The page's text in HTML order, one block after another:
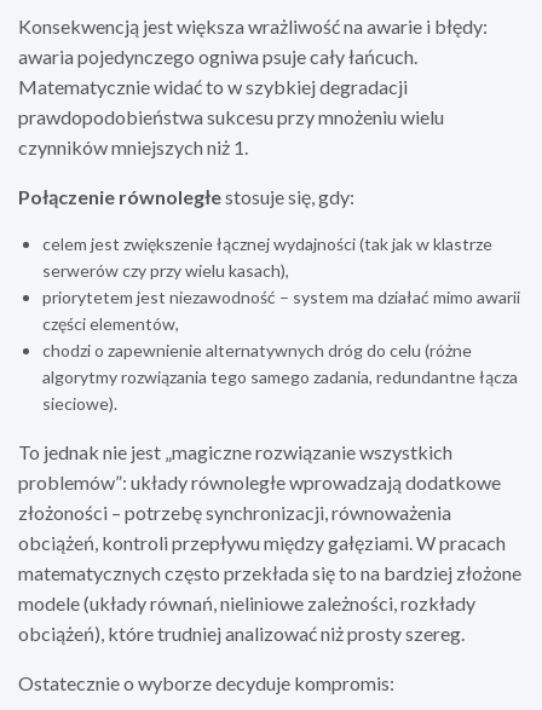
Konsekwencją jest większa wrażliwość na awarie i błędy:
awaria pojedynczego ogniwa psuje cały łańcuch.
Matematycznie widać to w szybkiej degradacji
prawdopodobieństwa sukcesu przy mnożeniu wielu
czynników mniejszych niż 1.
Połączenie równoległestosuje się, gdy:
celem jest zwiększenie łącznej wydajności (tak jak w klastrze
serwerów czy przy wielu kasach),
priorytetem jest niezawodność – system ma działać mimo awarii
części elementów,
chodzi o zapewnienie alternatywnych dróg do celu (różne
algorytmy rozwiązania tego samego zadania, redundantne łącza
sieciowe).
To jednak nie jest „magiczne rozwiązanie wszystkich
problemów”: układy równoległe wprowadzają dodatkowe
złożoności – potrzebę synchronizacji, równoważenia
obciążeń, kontroli przepływu między gałęziami. W pracach
matematycznych często przekłada się to na bardziej złożone
modele (układy równań, nieliniowe zależności, rozkłady
obciążeń), które trudniej analizować niż prosty szereg.
Ostatecznie o wyborze decyduje kompromis: